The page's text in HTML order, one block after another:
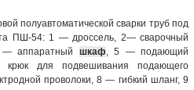
полуавтоматической сварки труб под
ПШ-54: 1 — дроссель, 2— сварочный
аппаратный шкаф , 5 — подающий
для подвешивания подающего
проволоки, 8 — гибкий шланг, 9